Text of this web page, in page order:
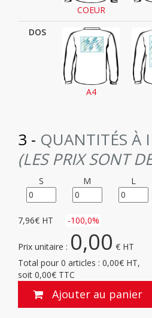
COEUR
DOS
A4
3 - QUANTITÉS À
(LES PRIX SONT
S M L
7,96€ HT -100,0%
Prix unitaire : 0,00 € HT
Total pour 0 articles : 0,00€ HT,
soit 0,00€ TTC
Ajouter au panier